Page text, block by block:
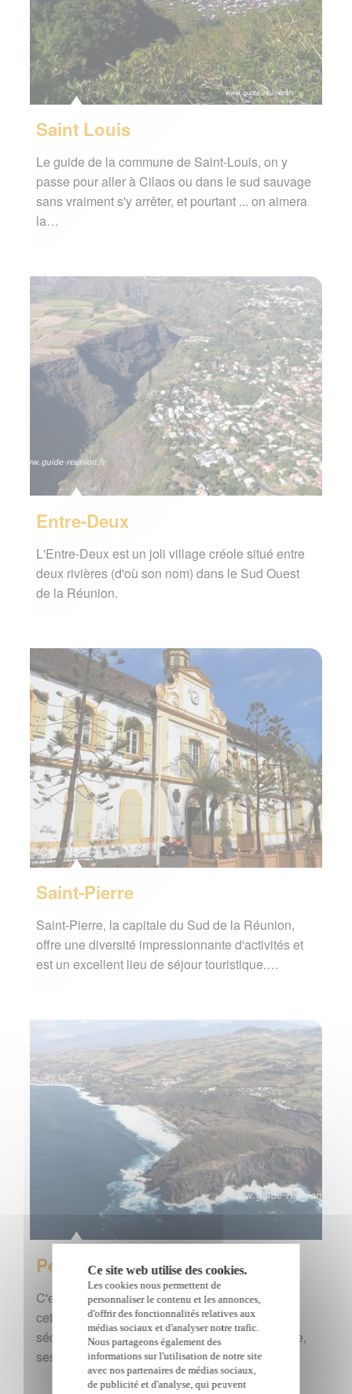
Saint Louis
Le guide de la commune de Saint-Louis, on y
passe pour aller à Cilaos ou dans le sud sauvage
sans vraiment s'y arrêter, et pourtant ... on aimera
la…
Entre-Deux
L'Entre-Deux est un joli village créole situé entre
deux rivières (d'où son nom) dans le Sud Ouest
de la Réunion.
Saint-Pierre
Saint-Pierre, la capitale du Sud de la Réunion,
offre une diversité impressionnante d'activités et
est un excellent lieu de séjour touristique.…
Petite-Ile
C'est une vraie petite île qui a donné son nom à
cette commune plutôt discrète mais qui sait
séduire notamment avec le site de Grande Anse,
ses Hauts…
Ce site web utilise des cookies.
Les cookies nous permettent de
personnaliser le contenu et les annonces,
d'offrir des fonctionnalités relatives aux
médias sociaux et d'analyser notre trafic.
Nous partageons également des
informations sur l'utilisation de notre site
avec nos partenaires de médias sociaux,
de publicité et d'analyse, qui peuvent